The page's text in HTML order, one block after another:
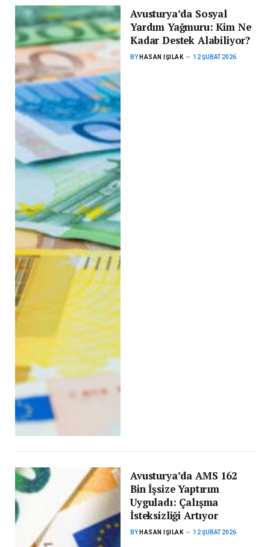
Avusturya’da Sosyal
Yardım Yağmuru: Kim Ne
Kadar Destek Alabiliyor?
BY HASAN IŞILAK 12 ŞUBAT 2026
Avusturya’da AMS 162
Bin İşsize Yaptırım
Uyguladı: Çalışma
İsteksizliği Artıyor
BY HASAN IŞILAK 12 ŞUBAT 2026